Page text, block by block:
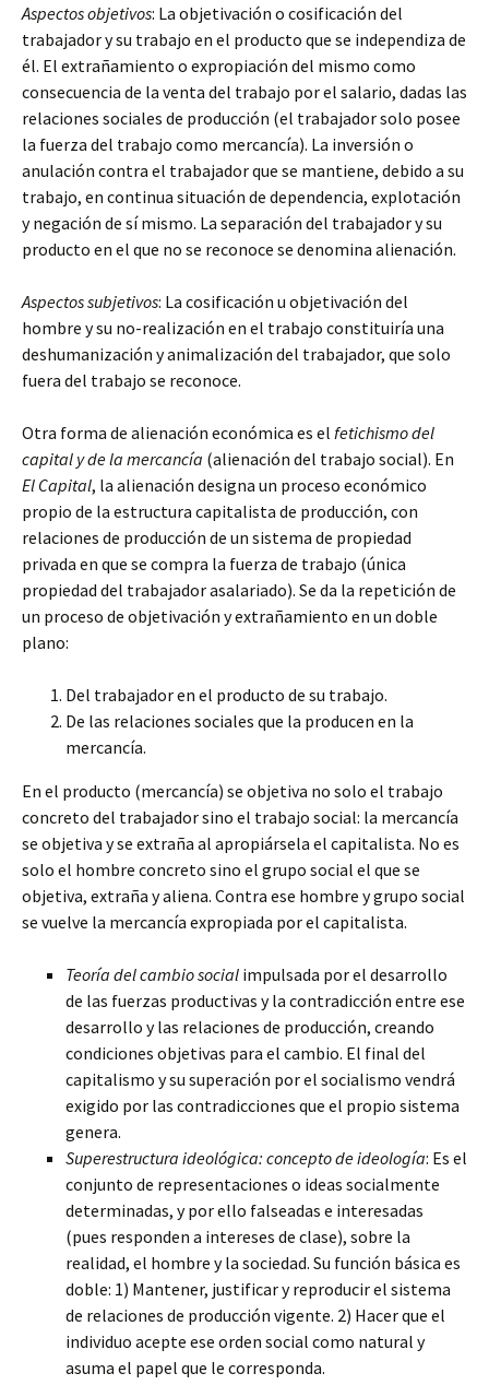
Aspectos objetivos: La objetivación o cosificación del
trabajador y su trabajo en el producto que se independiza de
él. El extrañamiento o expropiación del mismo como
consecuencia de la venta del trabajo por el salario, dadas las
relaciones sociales de producción (el trabajador solo posee
la fuerza del trabajo como mercancía). La inversión o
anulación contra el trabajador que se mantiene, debido a su
trabajo, en continua situación de dependencia, explotación
y negación de sí mismo. La separación del trabajador y su
producto en el que no se reconoce se denomina alienación.
Aspectos subjetivos: La cosificación u objetivación del
hombre y su no-realización en el trabajo constituiría una
deshumanización y animalización del trabajador, que solo
fuera del trabajo se reconoce.
Otra forma de alienación económica es el fetichismo del
capital y de la mercancía (alienación del trabajo social). En
El Capital, la alienación designa un proceso económico
propio de la estructura capitalista de producción, con
relaciones de producción de un sistema de propiedad
privada en que se compra la fuerza de trabajo (única
propiedad del trabajador asalariado). Se da la repetición de
un proceso de objetivación y extrañamiento en un doble
plano:
Del trabajador en el producto de su trabajo.
De las relaciones sociales que la producen en la
mercancía.
En el producto (mercancía) se objetiva no solo el trabajo
concreto del trabajador sino el trabajo social: la mercancía
se objetiva y se extraña al apropiársela el capitalista. No es
solo el hombre concreto sino el grupo social el que se
objetiva, extraña y aliena. Contra ese hombre y grupo social
se vuelve la mercancía expropiada por el capitalista.
Teoría del cambio social impulsada por el desarrollo
de las fuerzas productivas y la contradicción entre ese
desarrollo y las relaciones de producción, creando
condiciones objetivas para el cambio. El final del
capitalismo y su superación por el socialismo vendrá
exigido por las contradicciones que el propio sistema
genera.
Superestructura ideológica: concepto de ideología: Es el
conjunto de representaciones o ideas socialmente
determinadas, y por ello falseadas e interesadas
(pues responden a intereses de clase), sobre la
realidad, el hombre y la sociedad. Su función básica es
doble: 1) Mantener, justificar y reproducir el sistema
de relaciones de producción vigente. 2) Hacer que el
individuo acepte ese orden social como natural y
asuma el papel que le corresponda.